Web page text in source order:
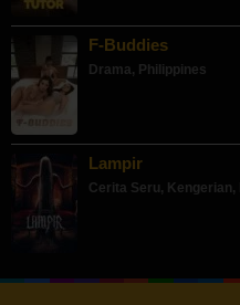
F-Buddies
Drama, Philippines
Lampir
Cerita Seru, Kengerian,